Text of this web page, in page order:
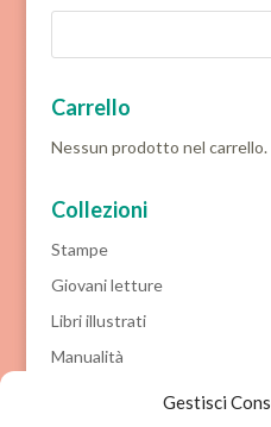
Gestisci
Carrello
Nessun prodotto nel carrello.
Collezioni
Stampe
Giovani letture
Libri illustrati
Manualità